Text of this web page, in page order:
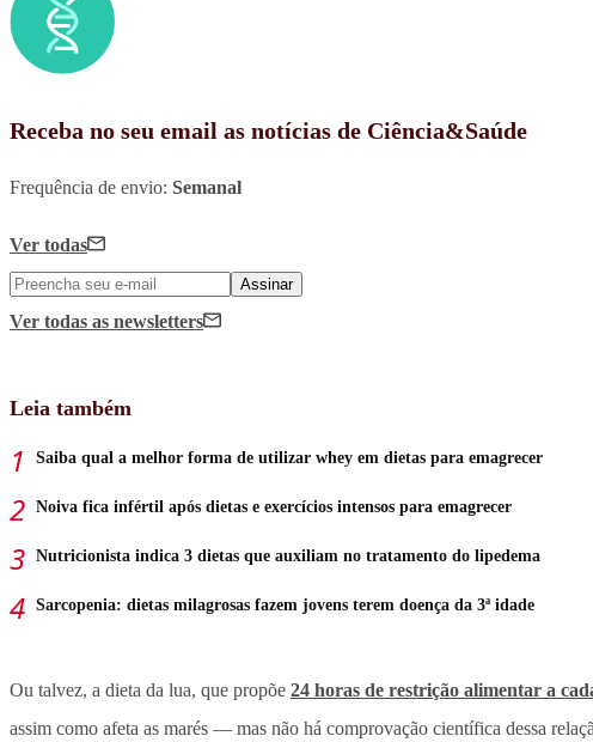
Receba no seu email as notícias de Ciência&Saúde
Frequência de envio: Semanal
Ver todas
Assinar
Ver todas as newsletters
Leia também
Saiba qual a melhor forma de utilizar whey em dietas para emagrecer
Noiva fica infértil após dietas e exercícios intensos para emagrecer
Nutricionista indica 3 dietas que auxiliam no tratamento do lipedema
Sarcopenia: dietas milagrosas fazem jovens terem doença da 3ª idade
Ou talvez, a dieta da lua, que propõe 24 horas de restrição alimentar a
assim como afeta as marés — mas não há comprovação científica dessa